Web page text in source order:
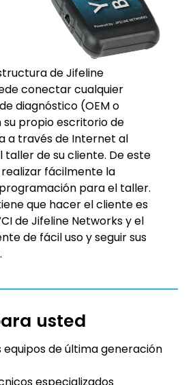
de Jifeline
conectar cualquier
diagnóstico (OEM o
propio escritorio de
a través de Internet al
taller de su cliente. De este
fácilmente la
para el taller.
que hacer el cliente es
de Jifeline Networks y el
de fácil uso y seguir sus
usted
equipos de última generación